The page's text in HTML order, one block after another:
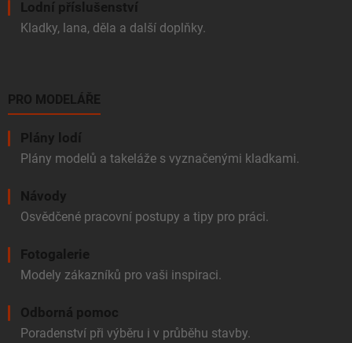
Lodní příslušenství
Kladky, lana, děla a další doplňky.
PRO MODELÁŘE
Plány lodí
Plány modelů a takeláže s vyznačenými kladkami.
Návody
Osvědčené pracovní postupy a tipy pro práci.
Fotogalerie
Modely zákazníků pro vaši inspiraci.
Odborná pomoc
Poradenství při výběru i v průběhu stavby.